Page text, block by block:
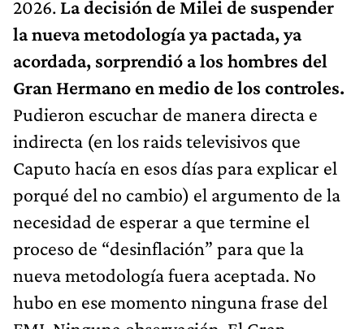
2026. La decisión de Milei de suspender
la nueva metodología ya pactada, ya
acordada, sorprendió a los hombres del
Gran Hermano en medio de los controles.
Pudieron escuchar de manera directa e
indirecta (en los raids televisivos que
Caputo hacía en esos días para explicar el
porqué del no cambio) el argumento de la
necesidad de esperar a que termine el
proceso de “desinflación” para que la
nueva metodología fuera aceptada. No
hubo en ese momento ninguna frase del